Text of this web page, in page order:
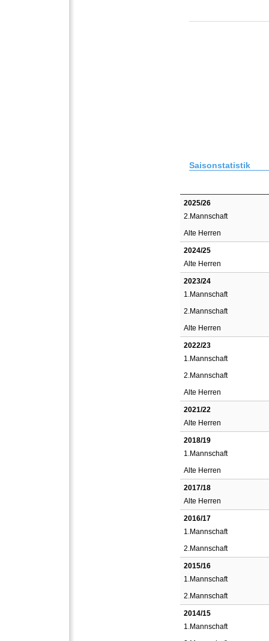
Saisonstatistik
2025/26
2.Mannschaft
Alte Herren
2024/25
Alte Herren
2023/24
1.Mannschaft
2.Mannschaft
Alte Herren
2022/23
1.Mannschaft
2.Mannschaft
Alte Herren
2021/22
Alte Herren
2018/19
1.Mannschaft
Alte Herren
2017/18
Alte Herren
2016/17
1.Mannschaft
2.Mannschaft
2015/16
1.Mannschaft
2.Mannschaft
2014/15
1.Mannschaft